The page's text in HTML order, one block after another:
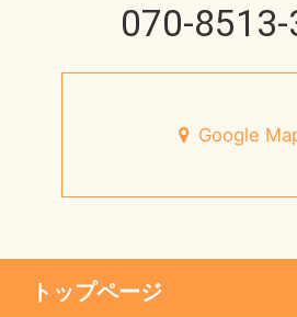
円形脱毛症
未分類
未来の健康を支える
宝塚市 メニエール病 20代 女性
メニエル病・突発性難聴のケア
070-
Google
トップページ